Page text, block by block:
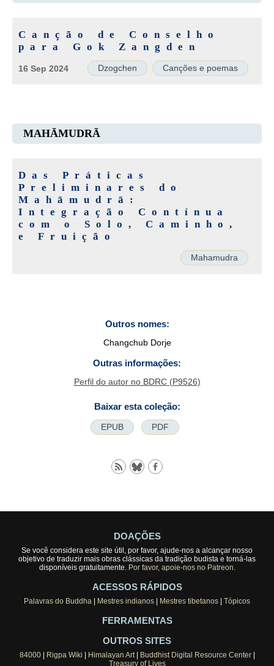
Canção de Conselho
para Gok Zangden
Dzogchen Canções e poemas
16 Sep 2024
MAHĀMUDRĀ
Das Práticas
Preliminares do
Mahāmudrā:
Integração Contínua
com o Solo, Caminho,
e Fruição
Mahamudra
Outros nomes:
Changchub Dorje
Outras informações:
Perfil do autor no BDRC (P9526)
Baixar esta coleção:
EPUB PDF
DOAÇÕES
Se você considera este site útil, por favor, ajude-nos a alcançar nosso
objetivo de traduzir mais obras clássicas da tradição budista e torná-las
disponíveis gratuitamente. Por favor, apoie-nos no Patreon.
ACESSOS RÁPIDOS
Palavras do Buddha Mestres indianos Mestres tibetanos Tópicos
FERRAMENTAS
OUTROS SITES
84000| Rigpa Wiki Himalayan Art| Buddhist Digital Resource Center|
Treasury of Lives